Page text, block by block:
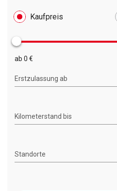
Kaufpreis
ab 0 €
Erstzulassung ab
Kilometerstand bis
Standorte